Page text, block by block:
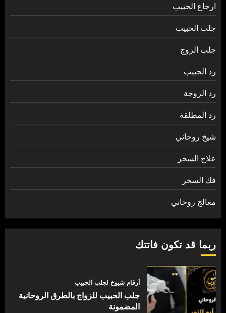
ارجاع الحبيب
جلب الحبيب
جلب الزوج
رد الحبيب
رد الزوجة
رد المطلقة
شيخ روحاني
علاج السحر
فك السحر
معالج روحاني
ربما قد تكون فاتتك
أرقام شيوخ لجلب الحبيب
جلب الحبيب للزواج بالطرق الروحانية
المضمونة